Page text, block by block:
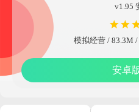
v1.95
模拟经营 / 83.3M
安卓